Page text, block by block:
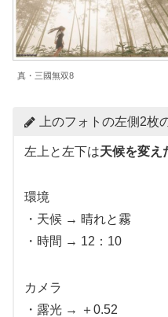
真・三國無双8
上のフォトの左側2枚
左上と左下は天候を変え
環境
・天候 → 晴れと霧
・時間 → 12：10
カメラ
・露光 → ＋0.52